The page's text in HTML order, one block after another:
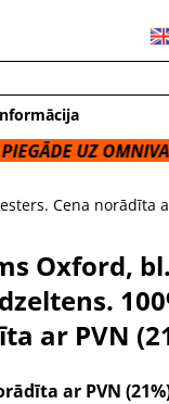
OMNIVA
Cena norādīta
Oxford,
ar PVN
ar PVN